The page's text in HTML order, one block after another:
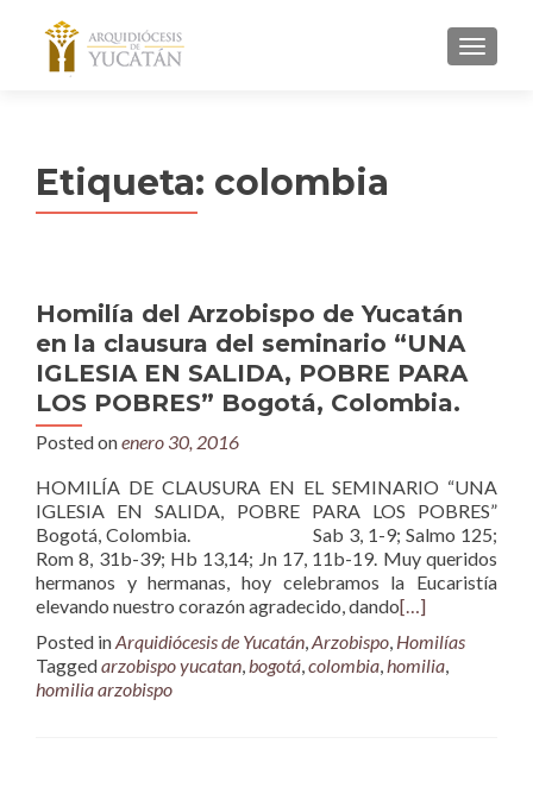
MENU
Etiqueta: colombia
Homilía del Arzobispo de Yucatán
en la clausura del seminario “UNA
IGLESIA EN SALIDA, POBRE PARA
LOS POBRES” Bogotá, Colombia.
Posted onenero 30, 2016
HOMILÍA DE CLAUSURA EN EL SEMINARIO “UNA
IGLESIA EN SALIDA, POBRE PARA LOS POBRES”
Bogotá, Colombia. Sab 3, 1-9; Salmo 125;
Rom 8, 31b-39; Hb 13,14; Jn 17, 11b-19. Muy queridos
hermanos y hermanas, hoy celebramos la Eucaristía
elevando nuestro corazón agradecido, dando[…]
Posted inArquidiócesis de Yucatán,Arzobispo, Homilías
Taggedarzobispo yucatan,bogotá,colombia,homilia,
homilia arzobispo